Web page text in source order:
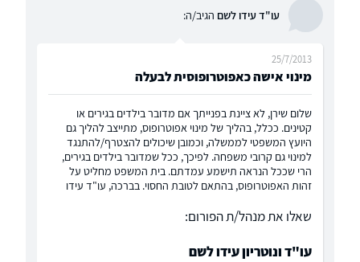
עו"ד עידו לשם הגיב/ה:
מינוי אישה כאפוטרופוסית לבעלה
25/7/2013
שלום שירן, לא ציינת בפנייתך אם מדובר בילדים בגירים או
קטינים. ככלל, בהליך של מינוי אפוטרופוס, מתייצב להליך גם
היועץ המשפטי לממשלה, וכמובן שיכולים להצטרף/להתנגד
למינוי גם קרובי משפחה. לפיכך, ככל שמדובר בילדים בגירים,
הרי שככל הנראה תישמע עמדתם. בית המשפט מחליט על
זהות האפוטרופוס, בהתאם לטובת החסוי. בברכה, עו"ד עידו
שאלו את מנהל/ת הפורום:
עו"ד ונוטריון עידו לשם